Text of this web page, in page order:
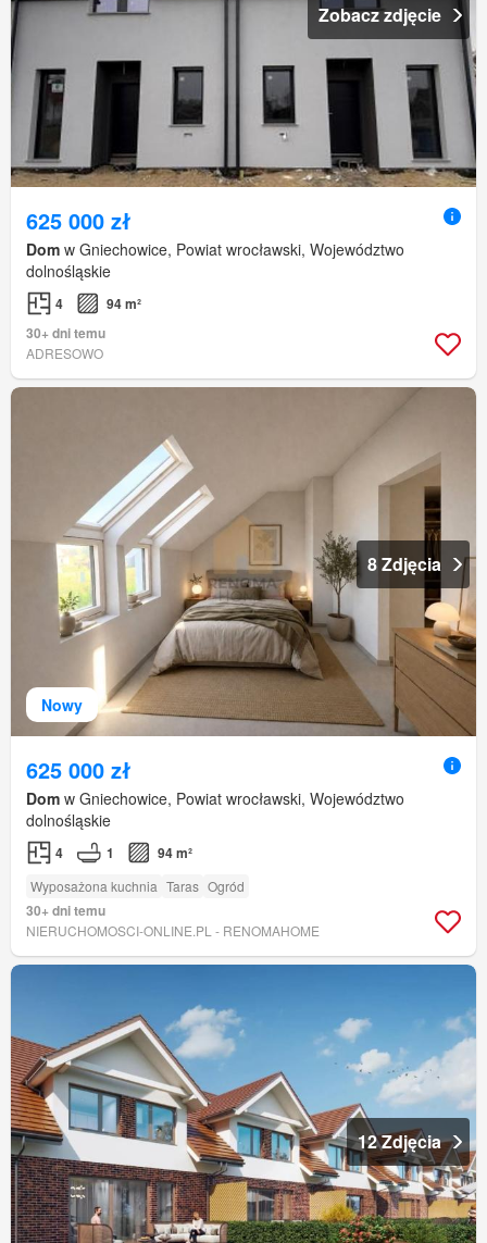
Zobacz zdjęcie
625 000 zł
Dom w Gniechowice, Powiat wrocławski, Województwo
dolnośląskie
4
94 m²
30+ dni temu
ADRESOWO
Nowy
8 Zdjęcia
625 000 zł
Dom w Gniechowice, Powiat wrocławski, Województwo
dolnośląskie
4 1 94 m²
Wyposażona kuchnia Taras Ogród
30+ dni temu
NIERUCHOMOSCI-ONLINE.PL - RENOMAHOME
12 Zdjęcia